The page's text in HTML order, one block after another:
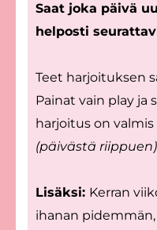
Saat joka päivä
helposti
Teet harjoituksen
Painat vain play ja
harjoitus on
(päivästä riippuen)
Lisäksi: Kerran
ihanan